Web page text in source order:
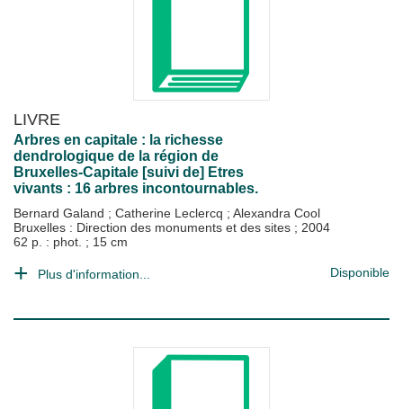
LIVRE
Arbres en capitale : la richesse
dendrologique de la région de
Bruxelles-Capitale [suivi de] Etres
vivants : 16 arbres incontournables.
Bernard Galand ; Catherine Leclercq ; Alexandra Cool
Bruxelles : Direction des monuments et des sites ; 2004
62 p. : phot. ; 15 cm
Plus d'information... Disponible